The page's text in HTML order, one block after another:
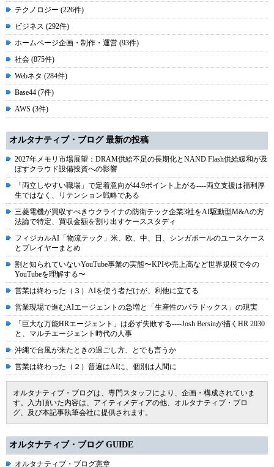
テクノロジー (226件)
ビジネス (292件)
ホームページ企画・制作・運営 (93件)
社会 (875件)
Webネタ (284件)
Base44 (7件)
AWS (3件)
オルタナティブ・ブログ 最新の投稿
2027年メモリ市場展望：DRAM供給不足の長期化とNAND Flash供給緩和が及
ぼすクラウド設備投資への影響
「両立しやすい職場」で定着意向が44.9ポイント上がる----両立支援は福利厚
生ではなく、リテンション戦略である
三菱電機が買収すべきウクライナの防衛テック企業3社をAI駆動型M&Aの方
法論で特定、買収金額を割り出すケーススタディ
フィジカルAI「物流テック」米、欧、中、日、シンガポールのユースケース
とプレイヤーまとめ
割と知られていないYouTube事業の実態〜KPIや売上高など世界規模で今の
YouTubeを理解する〜
営業は終わった（３）AIを使う者だけが、利他に立てる
営業現場で進むAIエージェントの急増と「生産性のパラドックス」の現実
「巨大な万能HRエージェント」は必ず失敗する----Josh Bersinが描くHR 2030
と、マルチエージェント時代の人事
沖縄で台風が来たときの過ごし方、とでも言うか
営業は終わった（２）普遍はAIに、個別は人間に
オルタナティブ・ブログは、専門スタッフにより、企画・構成されていま
す。入力頂いた内容は、アイティメディアの他、オルタナティブ・ブロ
グ、及び本記事執筆会社に提供されます。
オルタナティブ・ブログ GUIDE
オルタナティブ・ブログ憲章